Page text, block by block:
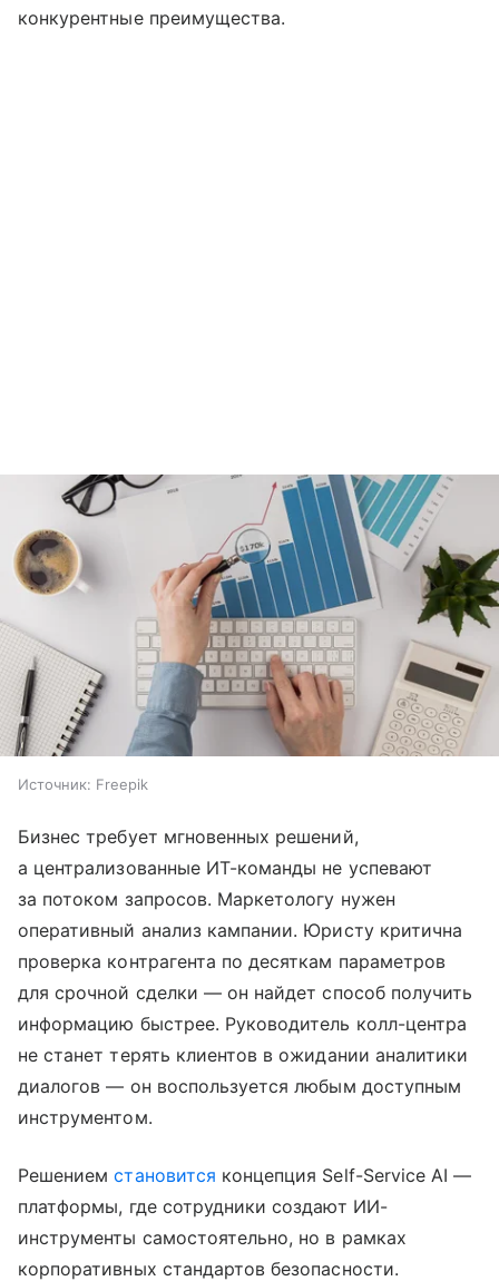
конкурентные преимущества.
Источник: Freepik
Бизнес требует мгновенных решений,
а централизованные ИТ-команды не успевают
за потоком запросов. Маркетологу нужен
оперативный анализ кампании. Юристу критична
проверка контрагента по десяткам параметров
для срочной сделки — он найдет способ получить
информацию быстрее. Руководитель колл-центра
не станет терять клиентов в ожидании аналитики
диалогов — он воспользуется любым доступным
инструментом.
Решениемстановится концепция Self-Service AI —
платформы, где сотрудники создают ИИ-
инструменты самостоятельно, но в рамках
корпоративных стандартов безопасности.